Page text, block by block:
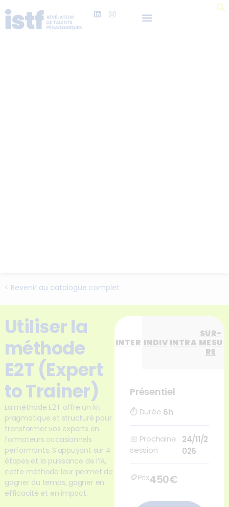
< Revenir au catalogue complet
Utiliser la
méthode
E2T (Expert
to Trainer)
La méthode E2T offre un kit
pragmatique et structuré pour
transformer vos experts en
formateurs occasionnels
performants. S’appuyant sur 4
étapes et la puissance de l’IA,
cette méthode leur permet de
gagner du temps, gagner en
efficacité et en impact.
INTER INDIV INTRA
SUR-
MESU
RE
Présentiel
⏱ Durée 6h
📅 Prochaine
session
24/11/2
026
🪙Prix450€